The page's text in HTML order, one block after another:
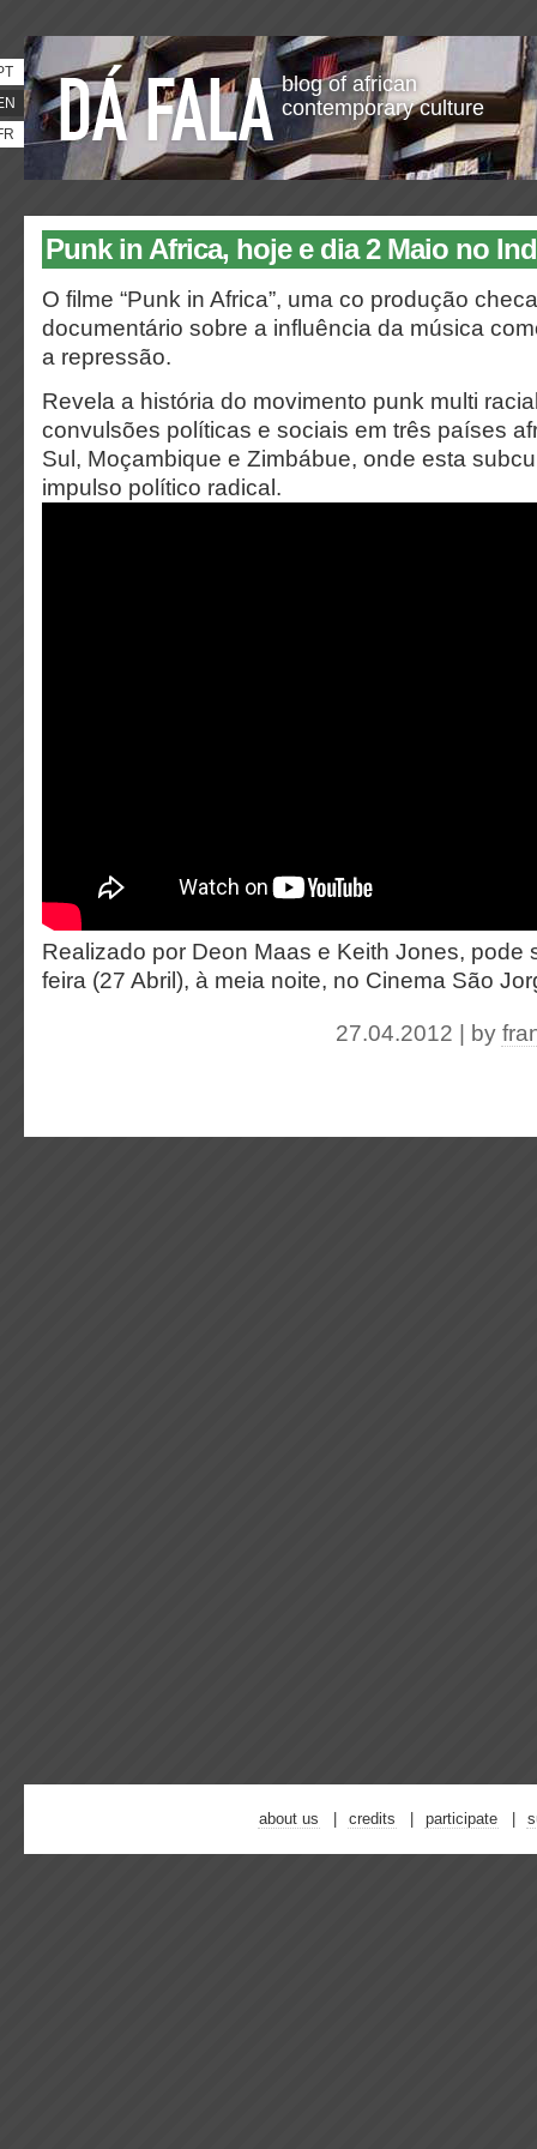
blog of african
contemporary culture
Punk in Africa, hoje e dia 2 Maio no
O filme “Punk in Africa”, uma co produção
documentário sobre a influência da música
a repressão.
Revela a história do movimento punk multi
convulsões políticas e sociais em três países
Sul, Moçambique e Zimbábue, onde esta
impulso político radical.
Realizado por Deon Maas e Keith Jones, pode
feira (27 Abril), à meia noite, no Cinema São
27.04.2012 | by
about us credits participate